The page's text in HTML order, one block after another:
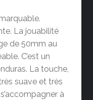
La jouabilité
de 50mm au
C’est un
La touche,
suave et très
à